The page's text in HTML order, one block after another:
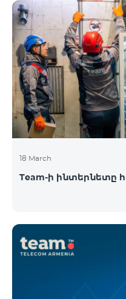
տեղակայել
քաղաքի Նոր-Նորք
Բագրևանդ փողոցի
հարող հատվածում։
կապի կայանի
ծանոթանալ այստեղ։
ենք զանգահարել
ընկերության +374-
18 March
Team-ի ինտերնետը